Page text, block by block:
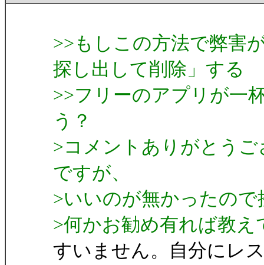
>>もしこの方法で弊害
探し出して削除」する
>>フリーのアプリが一
う？
>コメントありがとう
ですが、
>いいのが無かったの
>何かお勧め有れば教え
すいません。自分にレ